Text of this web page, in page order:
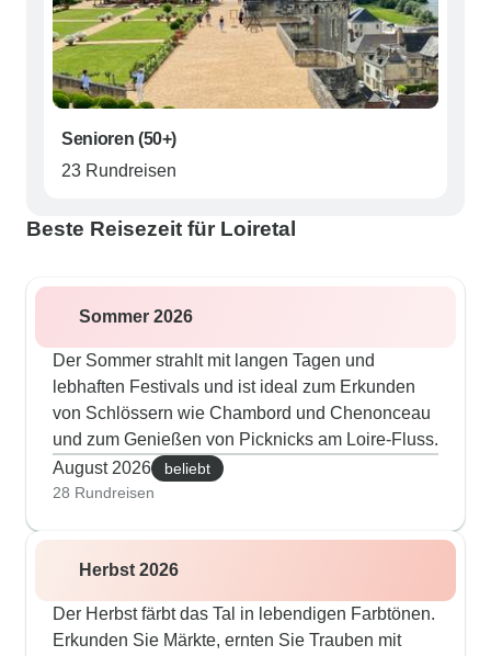
Senioren (50+)
23 Rundreisen
Beste Reisezeit für Loiretal
Sommer 2026
Der Sommer strahlt mit langen Tagen und
lebhaften Festivals und ist ideal zum Erkunden
von Schlössern wie Chambord und Chenonceau
und zum Genießen von Picknicks am Loire-Fluss.
August 2026
beliebt
28 Rundreisen
Herbst 2026
Der Herbst färbt das Tal in lebendigen Farbtönen.
Erkunden Sie Märkte, ernten Sie Trauben mit